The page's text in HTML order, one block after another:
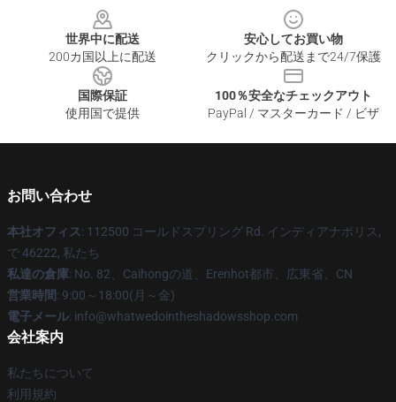
世界中に配送
200カ国以上に配送
安心してお買い物
クリックから配送まで24/7保護
国際保証
使用国で提供
100％安全なチェックアウト
PayPal / マスターカード / ビザ
お問い合わせ
本社オフィス: 112500 コールドスプリング Rd. インディアナポリス,
で 46222, 私たち
私達の倉庫: No. 82、Caihongの道、Erenhot都市、広東省、CN
営業時間: 9:00～18:00(月～金)
電子メール: info@whatwedointheshadowsshop.com
会社案内
私たちについて
利用規約